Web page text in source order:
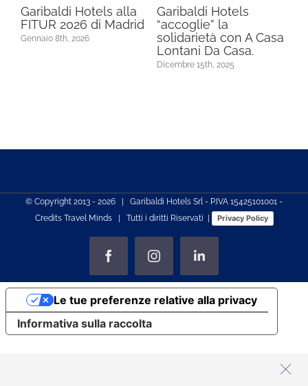
Garibaldi Hotels alla
FITUR 2026 di Madrid
Gennaio 8th, 2026
Garibaldi Hotels
“accoglie” la
solidarietà con A Casa
Lontani Da Casa.
Dicembre 15th, 2025
© Copyright 2013 - 2026 | Garibaldi Hotels Srl - P.IVA 15425101001 -
Credits Travel Minds| Tutti i diritti Riservati | Privacy Policy
FacebookInstagramLinkedIn
Informativa sulla raccolta
Le tue preferenze relative alla privacy